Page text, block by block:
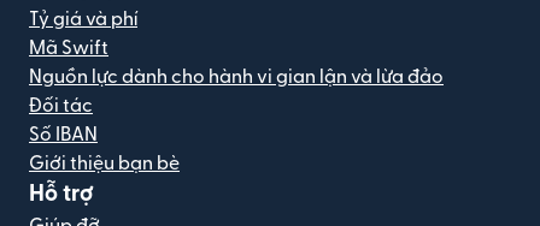
Tỷ giá và phí
Mã Swift
Nguồn lực dành cho hành vi gian lận và lừa đảo
Đối tác
Số IBAN
Giới thiệu bạn bè
Hỗ trợ